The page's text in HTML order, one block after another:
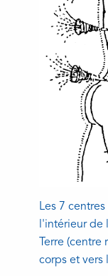
Les 7
l'intérieur de
Terre
corps et vers